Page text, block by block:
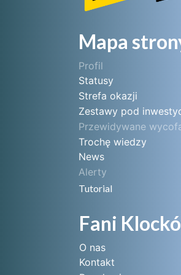
Mapa
Profil
Statusy
Strefa okazji
Zestawy pod
Przewidywane
Trochę wiedzy
News
Alerty
Tutorial
Fani
O nas
Kontakt